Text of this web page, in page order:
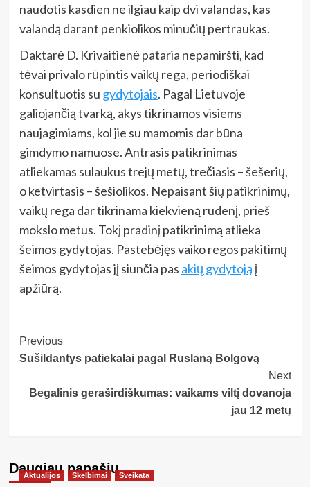
naudotis kasdien ne ilgiau kaip dvi valandas, kas
valandą darant penkiolikos minučių pertraukas.
Daktarė D. Krivaitienė pataria nepamiršti, kad
tėvai privalo rūpintis vaikų rega, periodiškai
konsultuotis su gydytojais. Pagal Lietuvoje
galiojančią tvarką, akys tikrinamos visiems
naujagimiams, kol jie su mamomis dar būna
gimdymo namuose. Antrasis patikrinimas
atliekamas sulaukus trejų metų, trečiasis – šešerių,
o ketvirtasis – šešiolikos. Nepaisant šių patikrinimų,
vaikų rega dar tikrinama kiekvieną rudenį, prieš
mokslo metus. Tokį pradinį patikrinimą atlieka
šeimos gydytojas. Pastebėjęs vaiko regos pakitimų
šeimos gydytojas jį siunčia pas akių gydytoją į
apžiūrą.
Post
Navigation
Previous
Sušildantys patiekalai pagal Ruslaną Bolgovą
Next
Begalinis geraširdiškumas: vaikams viltį dovanoja
jau 12 metų
Daugiau panašių…
Aktualijos Skelbimai Sveikata